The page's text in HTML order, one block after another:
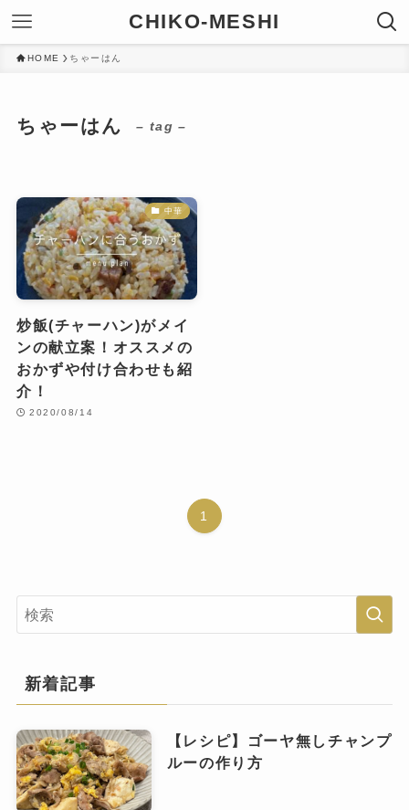
CHIKO-MESHI
HOME ちゃーはん
ちゃーはん – tag –
中華
炒飯(チャーハン)がメイ
ンの献立案！オススメの
おかずや付け合わせも紹
介！
2020/08/14
1
新着記事
【レシピ】ゴーヤ無しチャンプ
ルーの作り方